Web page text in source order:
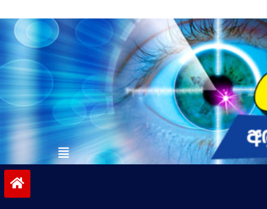
to
contentvinivida.lk